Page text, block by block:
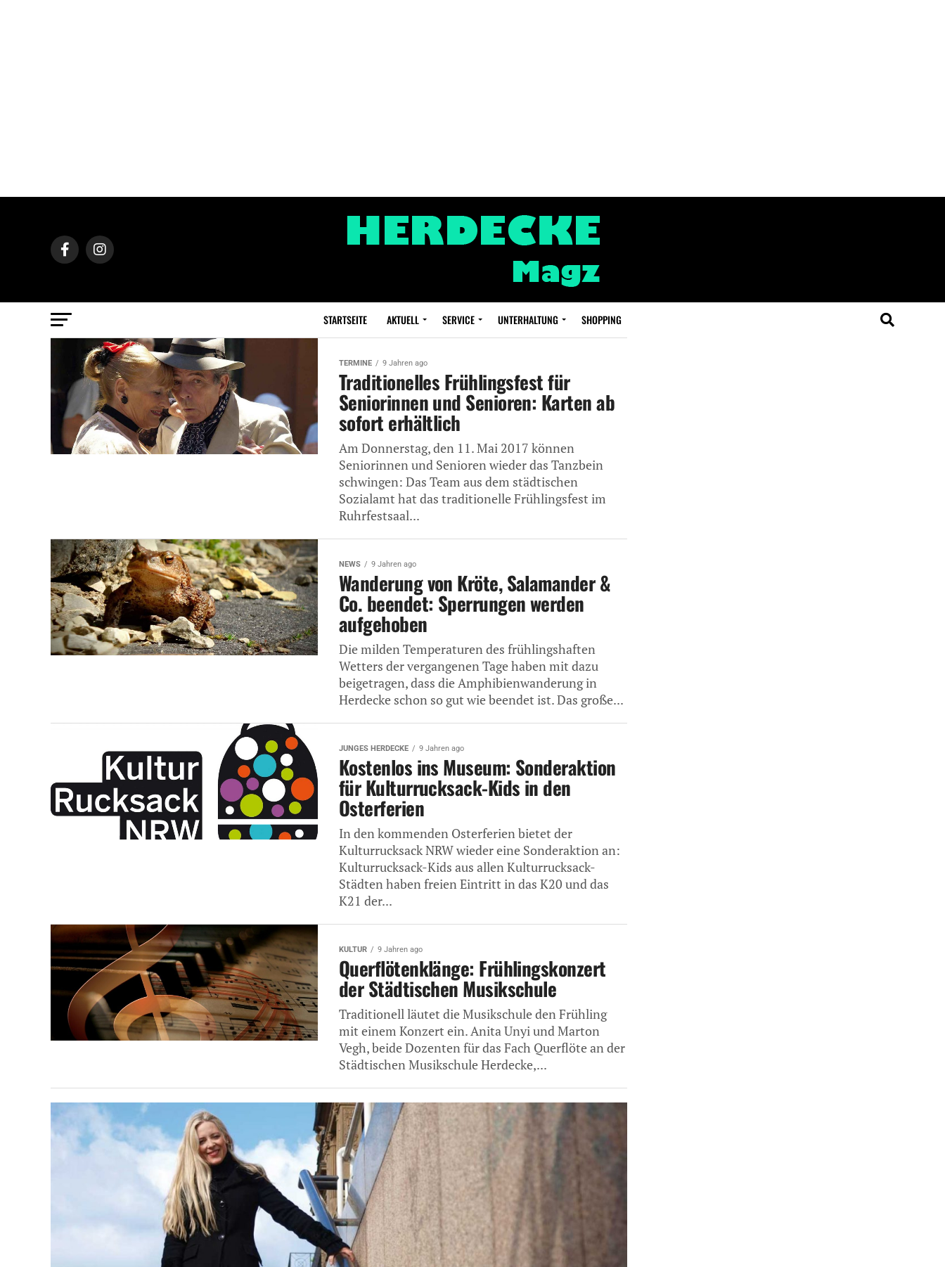
STARTSEITE AKTUELL SERVICE UNTERHALTUNG SHOPPING
TERMINE 9 Jahren ago
Traditionelles Frühlingsfest für
Seniorinnen und Senioren: Karten ab
sofort erhältlich
Am Donnerstag, den 11. Mai 2017 können
Seniorinnen und Senioren wieder das Tanzbein
schwingen: Das Team aus dem städtischen
Sozialamt hat das traditionelle Frühlingsfest im
Ruhrfestsaal...
NEWS 9 Jahren ago
Wanderung von Kröte, Salamander &
Co. beendet: Sperrungen werden
aufgehoben
Die milden Temperaturen des frühlingshaften
Wetters der vergangenen Tage haben mit dazu
beigetragen, dass die Amphibienwanderung in
Herdecke schon so gut wie beendet ist. Das große...
JUNGES HERDECKE 9 Jahren ago
Kostenlos ins Museum: Sonderaktion
für Kulturrucksack-Kids in den
Osterferien
In den kommenden Osterferien bietet der
Kulturrucksack NRW wieder eine Sonderaktion an:
Kulturrucksack-Kids aus allen Kulturrucksack-
Städten haben freien Eintritt in das K20 und das
K21 der...
KULTUR 9 Jahren ago
Querflötenklänge: Frühlingskonzert
der Städtischen Musikschule
Traditionell läutet die Musikschule den Frühling
mit einem Konzert ein. Anita Unyi und Marton
Vegh, beide Dozenten für das Fach Querflöte an der
Städtischen Musikschule Herdecke,...